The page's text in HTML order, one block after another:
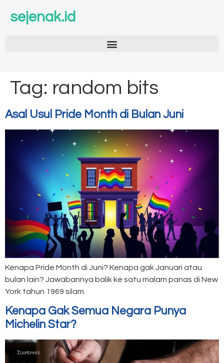
sejenak.id
Tag: random bits
Asal Usul Pride Month di Bulan Juni
Kenapa Pride Month di Juni? Kenapa gak Januari atau
bulan lain? Jawabannya balik ke satu malam panas di New
York tahun 1969 silam.
Kenapa Gak Semua Negara Punya
Michelin Star?